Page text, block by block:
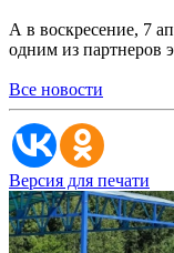
А в воскресение, 7
одним из партнеров
Все новости
Версия для печати